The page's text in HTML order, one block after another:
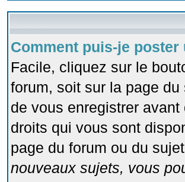
Comment puis-je
Facile, cliquez sur le
forum, soit sur la page
de vous enregistrer
droits qui vous sont
page du forum ou du
nouveaux sujets, vous